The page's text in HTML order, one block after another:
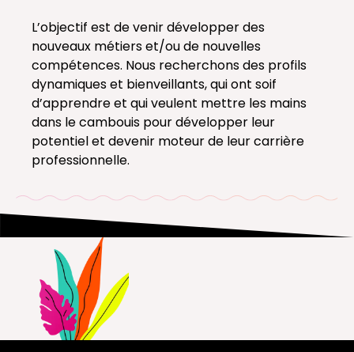
L’objectif est de venir développer des
nouveaux métiers et/ou de nouvelles
compétences. Nous recherchons des profils
dynamiques et bienveillants, qui ont soif
d’apprendre et qui veulent mettre les mains
dans le cambouis pour développer leur
potentiel et devenir moteur de leur carrière
professionnelle.